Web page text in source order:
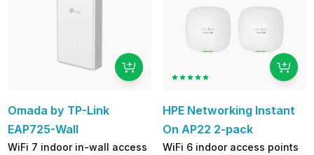
Omada by TP-Link
EAP725-Wall
WiFi 7 indoor in-wall access
HPE Networking Instant
On AP22 2-pack
WiFi 6 indoor access points